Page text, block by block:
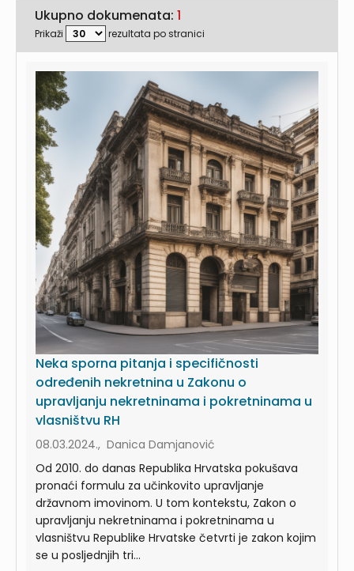
Ukupno dokumenata: 1
Prikaži rezultata po stranici
Neka sporna pitanja i specifičnosti
određenih nekretnina u Zakonu o
upravljanju nekretninama i pokretninama u
vlasništvu RH
08.03.2024., Danica Damjanović
Od 2010. do danas Republika Hrvatska pokušava
pronaći formulu za učinkovito upravljanje
državnom imovinom. U tom kontekstu, Zakon o
upravljanju nekretninama i pokretninama u
vlasništvu Republike Hrvatske četvrti je zakon kojim
se u posljednjih tri...